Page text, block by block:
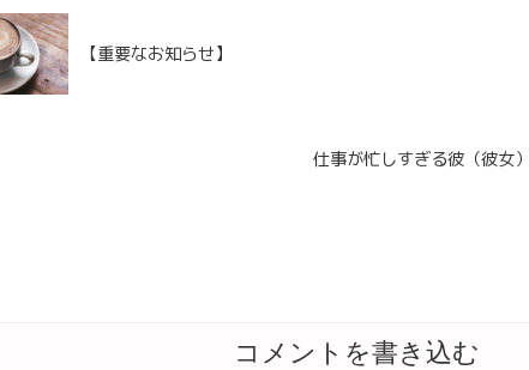
【重要なお知らせ】
仕事が忙しすぎる彼（彼女
コメントを書き込む